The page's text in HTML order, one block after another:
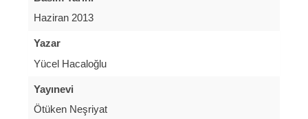
Haziran 2013
Yazar
Yücel Hacaloğlu
Yayınevi
Ötüken Neşriyat